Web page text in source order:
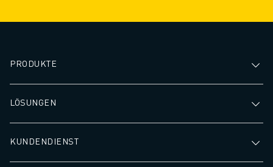
PRODUKTE
LÖSUNGEN
KUNDENDIENST